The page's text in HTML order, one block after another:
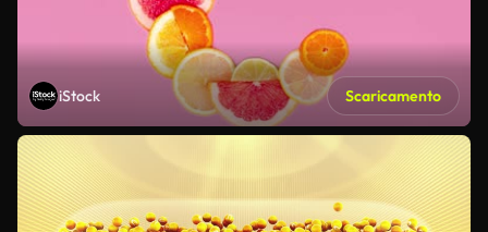
iStock Scaricamento